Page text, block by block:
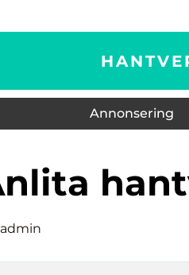
Annonsering
anlita
admin